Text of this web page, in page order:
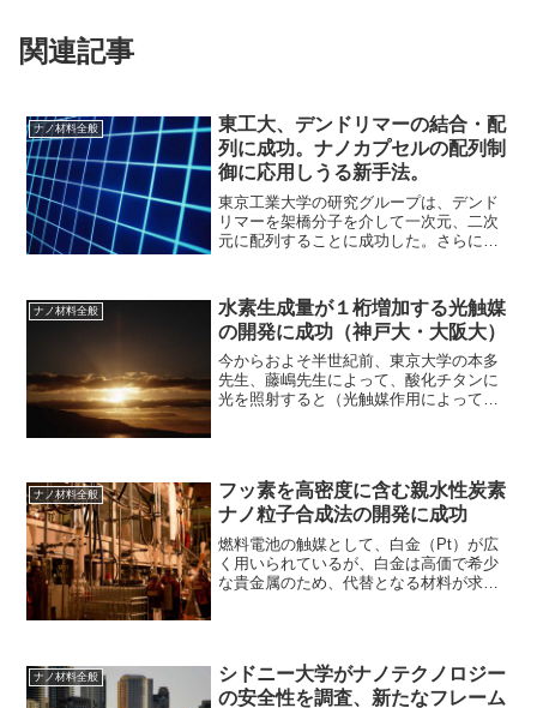
関連記事
ナノ材料全般
東工大、デンドリマーの結合・配
列に成功。ナノカプセルの配列制
御に応用しうる新手法。
東京工業大学の研究グループは、デンド
リマーを架橋分子を介して一次元、二次
元に配列することに成功した。さらに、
ことを実証した。原子のようにふるまう
ナノカプセルを結合―ナノ...
ナノ材料全般
水素生成量が１桁増加する光触媒
の開発に成功（神戸大・大阪大）
今からおよそ半世紀前、東京大学の本多
先生、藤嶋先生によって、酸化チタンに
光を照射すると（光触媒作用によって）
嶋効果と呼ばれている。水...
ナノ材料全般
フッ素を高密度に含む親水性炭素
ナノ粒子合成法の開発に成功
燃料電池の触媒として、白金（Pt）が広
く用いられているが、白金は高価で希少
な貴金属のため、代替となる材料が求め
ナノ材料全般
シドニー大学がナノテクノロジー
の安全性を調査、新たなフレーム